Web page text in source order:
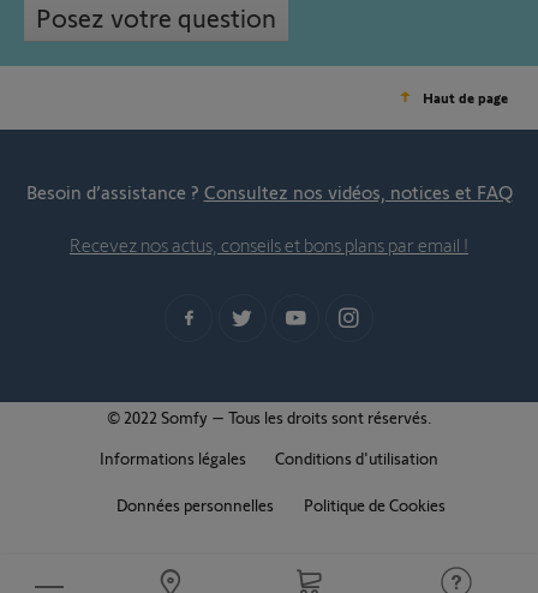
Posez votre question
Haut de page
Besoin d’assistance ? Consultez nos vidéos, notices et FAQ
Recevez nos actus, conseils et bons plans par email !
© 2022 Somfy – Tous les droits sont réservés.
Informations légales
Conditions d'utilisation
Données personnelles Politique de Cookies